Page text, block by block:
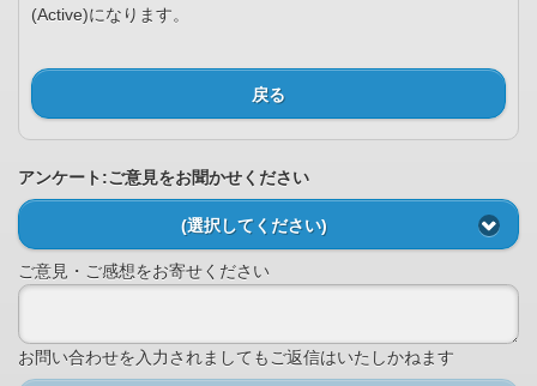
(Active)になります。
戻る
アンケート:ご意見をお聞かせください
(選択してください)
ご意見・ご感想をお寄せください
お問い合わせを入力されましてもご返信はいたしかねます